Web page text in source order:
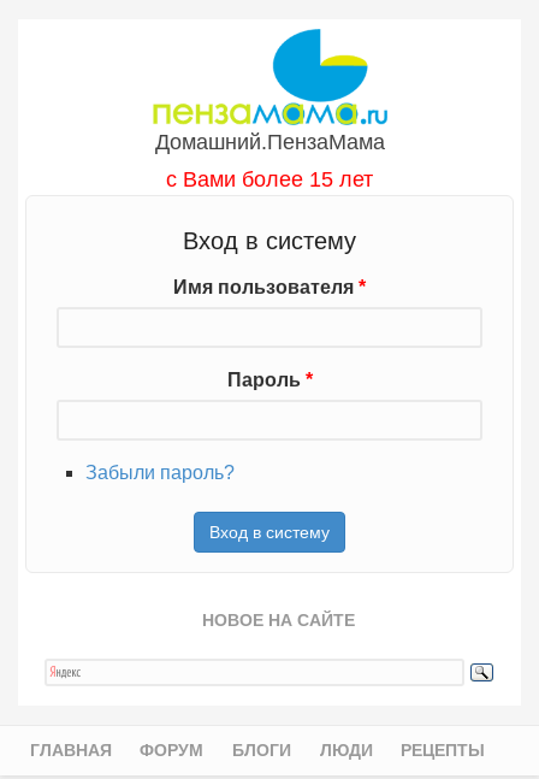
Домашний.ПензаМама
с Вами более 15 лет
Вход в систему
Имя пользователя *
Пароль *
Забыли пароль?
НОВОЕ НА САЙТЕ
Главное меню
ГЛАВНАЯ ФОРУМ БЛОГИ ЛЮДИ РЕЦЕПТЫ